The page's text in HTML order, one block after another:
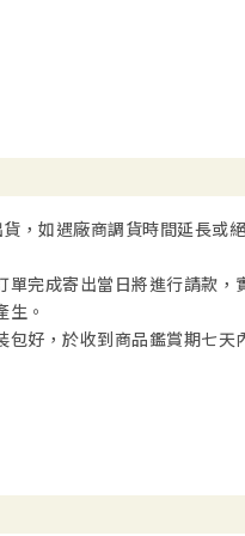
，如遇廠商調貨時間延長或
完成寄出當日將進行請款，
。
好，於收到商品鑑賞期七天